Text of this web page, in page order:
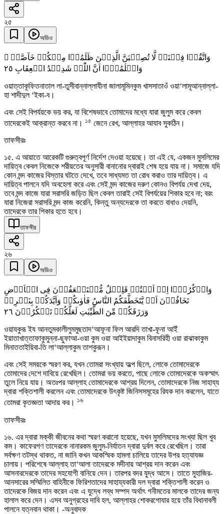
২৫
অডিও
وَاتَّقُوۡا فِتۡنَۃً لَّا تُصِیۡبَنَّ الَّذِیۡنَ ظَلَمُوۡا مِنۡکُمۡ خَآصَّۃً ۚ
وَاعۡلَمُوۡۤا اَنَّ اللّٰہَ شَدِیۡدُ الۡعِقَابِ ٢٥
ওয়াত্তাকূফিতনাতাল লা-তুসীবান্নাল্লাযীনা জালামূমিনকুম খাসসাতাওঁ ওয়া‘লামূআন্নাল্লা-
হা শাদীদুল ‘ইকা-ব।
এবং সেই বিপর্যয়কে ভয় কর, যা বিশেষভাবে তোমাদের মধ্যে যারা জুলুম করে কেবল
তাদেরকেই আক্রান্ত করবে না। ১৫ জেনে রেখ, আল্লাহর আযাব সুকঠিন।
তাফসীরঃ
১৫. এ আয়াতে আরেকটি গুরুত্বপূর্ণ নির্দেশ দেওয়া হয়েছে। তা এই যে, একজন মুসলিমের
দায়িত্ব কেবল নিজেকে শরীয়তের অনুসারী বানানোর দ্বারাই শেষ হয়ে যায় না। সমাজে যদি
কোন মন্দ কাজের বিস্তার ঘটতে দেখে, তবে সাধ্যমত তা রোধ করাও তার দায়িত্ব। এ
দায়িত্ব পালনে যদি অবহেলা করে এবং সেই মন্দ কাজের দরুণ কোনও বিপর্যয় দেখা দেয়,
তবে মন্দ কাজে যারা সরাসরি জড়িত ছিল কেবল তারাই সেই বিপর্যয়ের শিকার হবে না; বরং
যারা নিজেরা সরাসরি মন্দ কাজ করেনি, কিন্তু অন্যদেরকে তা করতে বাধাও দেয়নি,
তাদেরকে তার শিকার হতে হবে।
তাফসীর
২৬
অডিও
وَاذۡکُرُوۡۤا اِذۡ اَنۡتُمۡ قَلِیۡلٌ مُّسۡتَضۡعَفُوۡنَ فِی الۡاَرۡضِ
تَخَافُوۡنَ اَنۡ یَّتَخَطَّفَکُمُ النَّاسُ فَاٰوٰىکُمۡ وَاَیَّدَکُمۡ بِنَصۡرِہٖ
وَرَزَقَکُمۡ مِّنَ الطَّیِّبٰتِ لَعَلَّکُمۡ تَشۡکُرُوۡنَ ٢٦
ওয়াযকুরূ ইয আনতুমকালীলুমমুছতাদ‘আফূনা ফিল আরদি তাখা-ফূনা আইঁ
ইয়াতাখাত্তাফাকুমুন্না-ছুফাআ-ওয়া কুম ওয়া আইইয়াদাকুম বিনাসরিহী ওয়া রাঝাকাকুম
মিনাততাইয়িবা-তি লা‘আল্লাকুম তাশকুরূন।
এবং সেই সময়কে স্মরণ কর, যখন তোমরা সংখ্যায় অল্প ছিলে, লোকে তোমাদেরকে
তোমাদের দেশে দাবিয়ে রেখেছিল। তোমরা ভয় করতে, পাছে লোকে তোমাদেরকে অকস্মাৎ
তুলে নিয়ে যায়। অতঃপর আল্লাহ তোমাদেরকে আশ্রয় দিলেন, তোমাদেরকে নিজ সাহায্য
দ্বারা শক্তিশালী করলেন এবং তোমাদেরকে উৎকৃষ্ট জিনিসসমূহের রিযক দান করলেন, যাতে
তোমরা কৃতজ্ঞতা আদায় কর। ১৬
তাফসীরঃ
১৬. এর দ্বারা মক্কী জীবনের কথা স্মরণ করানো হয়েছে, যখন মুসলিমদের সংখ্যা ছিল খুব
কম। কাফেরগণ তাদেরকে নানারকম জুলুম-নির্যাতন দ্বারা দুর্বল করে রেখেছিল। তারা
সর্বক্ষণ তটস্থ থাকত, না জানি কখন আকস্মিক হামলা চালিয়ে তাদের উপর হত্যাযজ্ঞ
চালায়। পরিশেষে আল্লাহ তা‘আলা তাদেরকে মদীনায় আশ্রয় দান করেন এবং
আসনারদেরকে তাদের সহযোগী বানিয়ে দেন। তারপর বদর যুদ্ধ আসে। তাতে মুহাজির-
আনসারের সম্মিলিত বাহিনীকে ফিরিশতাদের সাহায্যকারী দল দ্বারা শক্তিশালী করেন ও
তাদেরকে বিজয় দান করেন এবং এ যুদ্ধে লব্ধ সম্পদ অর্থাৎ গনীমতের মালকে তাদের জন্য
হালাল করে দেন। এসব অনুগ্রহের দাবি হল, আল্লাহর শোকরগোযার হয়ে তাঁর বিধানাবলী
পালনে যত্নবান থাকা। -অনুবাদক